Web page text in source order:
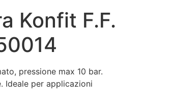
Konfit F.F.
pressione max 10 bar.
Ideale per applicazioni